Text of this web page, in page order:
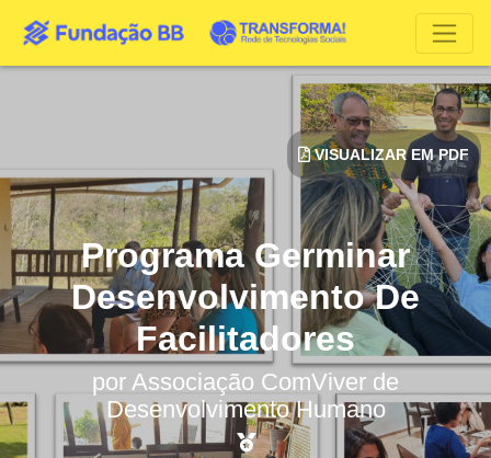
Programa Germinar
Desenvolvimento De
Facilitadores
por Associação ComViver de
Desenvolvimento Humano
VISUALIZAR EM PDF